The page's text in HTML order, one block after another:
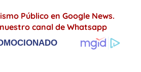
Público en Google News.
canal de Whatsapp